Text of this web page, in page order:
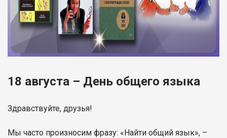
18 августа – День общего языка
Здравствуйте, друзья!
Мы часто произносим фразу: «Найти общий язык», –